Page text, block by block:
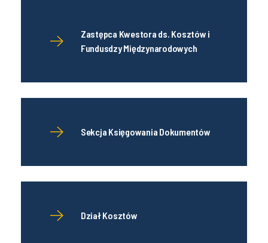
Zastępca Kwestora ds. Kosztów i
Fundusdzy Międzynarodowych
Sekcja Księgowania Dokumentów
Dział Kosztów